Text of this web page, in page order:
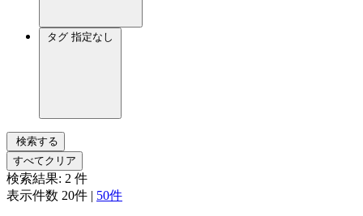
タグ 指定なし
検索する
すべてクリア
検索結果: 2 件
表示件数 20件 | 50件